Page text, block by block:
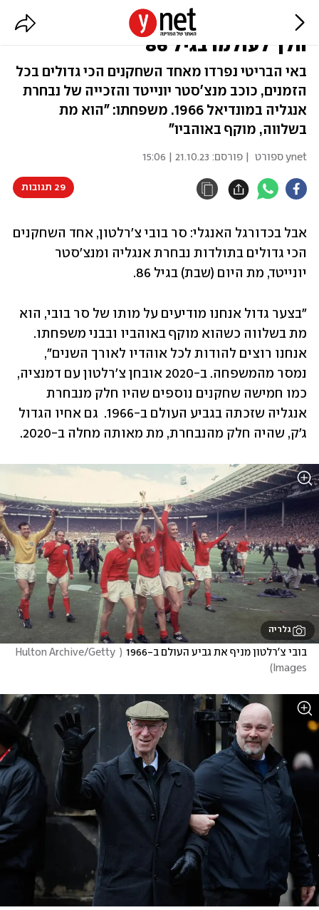
אבל בכדורגל האנגלי: בובי צ'רלטון
הלך לעולמו בגיל 86
באי הבריטי נפרדו מאחד השחקנים הכי גדולים בכל
הזמנים, כוכב מנצ'סטר יונייטד והזכייה של נבחרת
אנגליה במונדיאל 1966. משפחתו: "הוא מת
בשלווה, מוקף באוהביו"
ynet ספורט | פורסם: 21.10.23 | 15:06
29 תגובות
יונייטד, מת היום (שבת) בגיל 86.
ג'ק, שהיה חלק מהנבחרת, מת מאותה מחלה ב-2020.
גלריה
בובי צ'רלטון מניף את גביע העולם ב-1966 (
Hulton Archive/Getty
Images
)